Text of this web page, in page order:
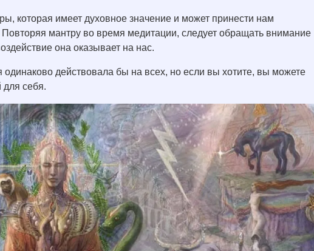
которая имеет духовное значение и может принести нам
мантру во время медитации, следует обращать внимание
она оказывает на нас.
действовала бы на всех, но если вы хотите, вы можете
себя.